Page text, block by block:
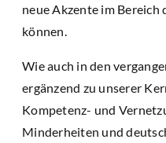
neue Akzente im Bereich
können.
Wie auch in den
ergänzend zu unserer
Kompetenz- und
Minderheiten und